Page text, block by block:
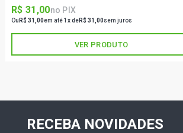
R$ 31,00no PIX
Ou R$ 31,00em até 1x deR$ 31,00sem juros
VER PRODUTO
RECEBA NOVIDADES